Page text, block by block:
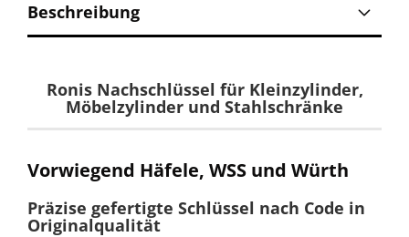
Beschreibung
Ronis Nachschlüssel für Kleinzylinder,
Möbelzylinder und Stahlschränke
Vorwiegend Häfele, WSS und Würth
Präzise gefertigte Schlüssel nach Code in
Originalqualität